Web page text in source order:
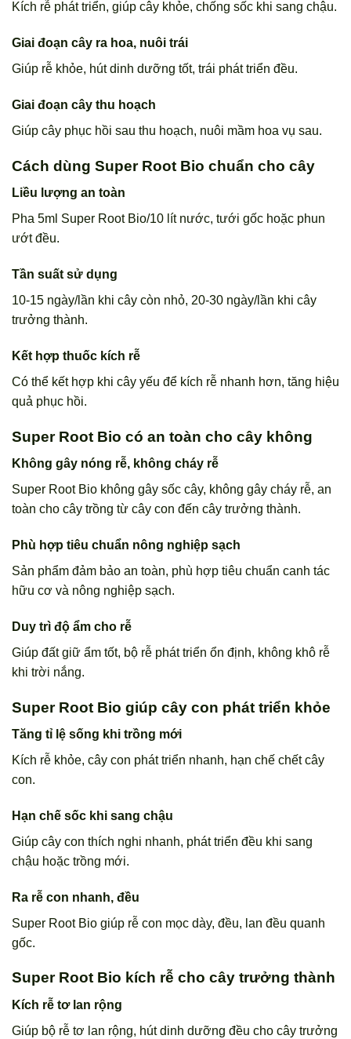
Kích rễ phát triển, giúp cây khỏe, chống sốc khi sang chậu.
Giai đoạn cây ra hoa, nuôi trái
Giúp rễ khỏe, hút dinh dưỡng tốt, trái phát triển đều.
Giai đoạn cây thu hoạch
Giúp cây phục hồi sau thu hoạch, nuôi mầm hoa vụ sau.
Cách dùng Super Root Bio chuẩn cho cây
Liều lượng an toàn
Pha 5ml Super Root Bio/10 lít nước, tưới gốc hoặc phun
ướt đều.
Tần suất sử dụng
10-15 ngày/lần khi cây còn nhỏ, 20-30 ngày/lần khi cây
trưởng thành.
Kết hợp thuốc kích rễ
Có thể kết hợp khi cây yếu để kích rễ nhanh hơn, tăng hiệu
quả phục hồi.
Super Root Bio có an toàn cho cây không
Không gây nóng rễ, không cháy rễ
Super Root Bio không gây sốc cây, không gây cháy rễ, an
toàn cho cây trồng từ cây con đến cây trưởng thành.
Phù hợp tiêu chuẩn nông nghiệp sạch
Sản phẩm đảm bảo an toàn, phù hợp tiêu chuẩn canh tác
hữu cơ và nông nghiệp sạch.
Duy trì độ ẩm cho rễ
Giúp đất giữ ẩm tốt, bộ rễ phát triển ổn định, không khô rễ
khi trời nắng.
Super Root Bio giúp cây con phát triển khỏe
Tăng tỉ lệ sống khi trồng mới
Kích rễ khỏe, cây con phát triển nhanh, hạn chế chết cây
con.
Hạn chế sốc khi sang chậu
Giúp cây con thích nghi nhanh, phát triển đều khi sang
chậu hoặc trồng mới.
Ra rễ con nhanh, đều
Super Root Bio giúp rễ con mọc dày, đều, lan đều quanh
gốc.
Super Root Bio kích rễ cho cây trưởng thành
Kích rễ tơ lan rộng
Giúp bộ rễ tơ lan rộng, hút dinh dưỡng đều cho cây trưởng